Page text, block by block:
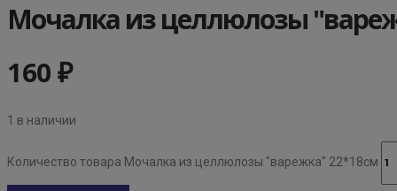
Мочалка из целлюлозы
160₽
1 в наличии
Количество товара Мочалка из целлюлозы "варежка" 22*18см